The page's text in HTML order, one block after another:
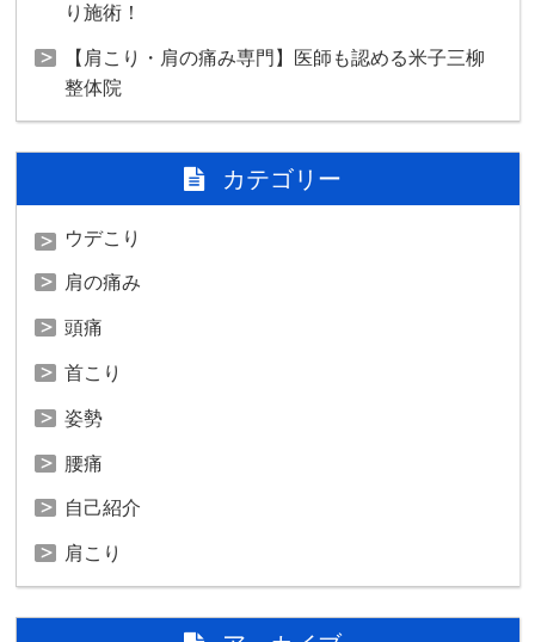
り施術！
【肩こり・肩の痛み専門】医師も認める米子三柳
整体院
カテゴリー
ウデこり
肩の痛み
頭痛
首こり
姿勢
腰痛
自己紹介
肩こり